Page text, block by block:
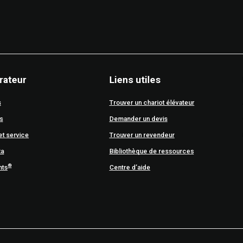
service
®
Liens utiles
Trouver un chariot élévateur
Demander un devis
Trouver un revendeur
Bibliothèque de ressources
Centre d’aide